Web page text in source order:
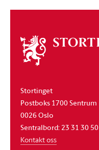
Om
stortinget
Stortinget
Postboks 1700 Sentrum
0026 Oslo
Sentralbord: 23 31 30 50
Kontakt oss